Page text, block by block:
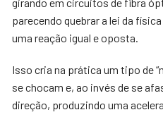
parecendo quebrar a lei da
uma reação igual e oposta.
Isso cria na prática um tipo de
se chocam e, ao invés de se
direção, produzindo uma